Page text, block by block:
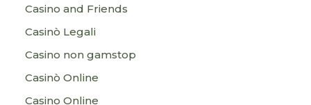
Casino and Friends
Casinò Legali
Casino non gamstop
Casinò Online
Casino Online